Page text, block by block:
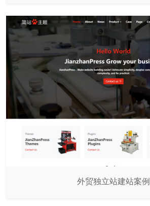
外贸独立站建站案例